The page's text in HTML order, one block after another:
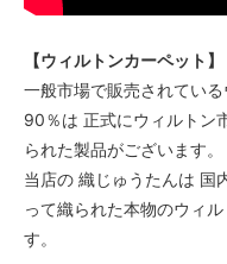
【ウィルトンカーペット】
一般市場で販売されてい
90％は 正式にウィルトン
られた製品がございます。
当店の 織じゅうたんは 国
って織られた本物のウィ
す。